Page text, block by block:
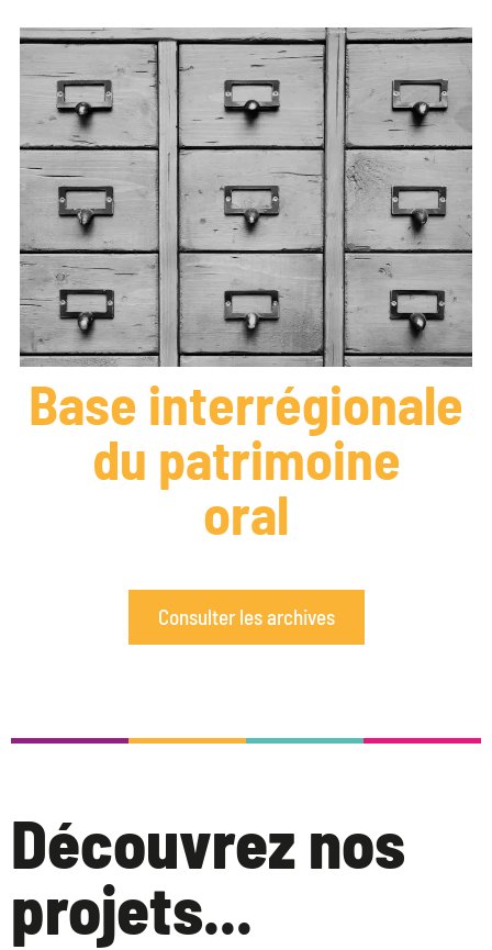
Base interrégionale
du patrimoine
oral
Consulter les archives
Découvrez nos
projets...